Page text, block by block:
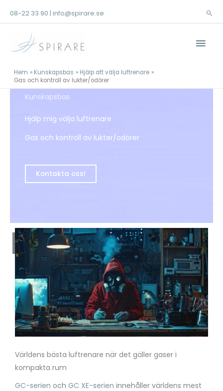
08-22 33 90 info@spirare.se Sök
Hem Kunskapsbas
Hjälp att välja luftrenare
Gas och kontroll av lukter/odörer
GAS OCH
KONTROLL AV
ER
Kunskapsbas
Hjälp mig välja luftrenare
Gas och kontroll av lukter/odörer
Kontakta oss!
Världens bästa luftrenare när det gäller gaser i
kompakta rum
GC-serien och GC XE-serien innehåller världens mest